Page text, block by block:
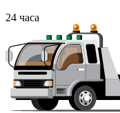
24 часа